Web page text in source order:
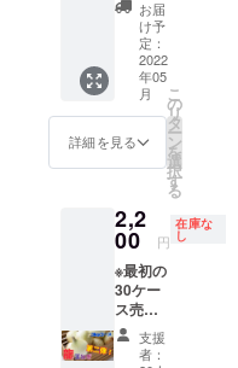
ボール
は開け
たまま
で、風
通しの
良い所
置いて
いただ
ば、1ヶ
1.5ヶ月
ぐらい
は大丈
夫で
す！
ボール
は開け
たまま
で、風
通しの
良い所
置いて
いただ
ば、1ヶ
1.5ヶ月
ぐらい
は大丈
夫で
す！
送方法
は運送
業者さ
んにお
願いし
ます。
発送は
プロ
ジェク
切り
後、随
時発送
しま
す。 賞
味期限
は、日
陰で段
お届
け予
定：
2022
年05
月
詳細を見る
こ
の
リ
タ
ー
ン
を
選
択
す
る
2,2
00 円
在庫な
し
※最初の
30ケー
ス売り
切れた
為、追
支援
者：